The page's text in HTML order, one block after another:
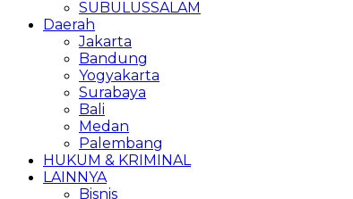
SUBULUSSALAM
Daerah
Jakarta
Bandung
Yogyakarta
Surabaya
Bali
Medan
Palembang
HUKUM & KRIMINAL
LAINNYA
Bisnis